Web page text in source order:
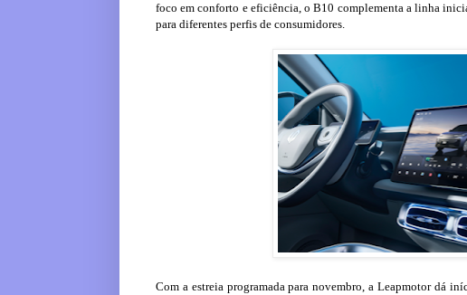
foco em conforto e eficiência, o B10 complementa a linha
para diferentes perfis de consumidores.
Com a estreia programada para novembro, a Leapmotor dá